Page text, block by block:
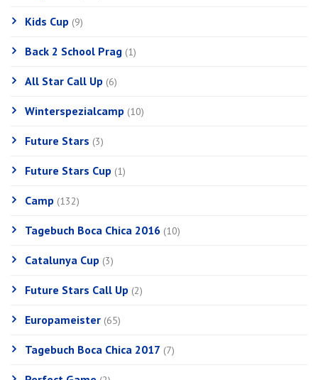
Kids Cup (9)
Back 2 School Prag (1)
All Star Call Up (6)
Winterspezialcamp (10)
Future Stars (3)
Future Stars Cup (1)
Camp (132)
Tagebuch Boca Chica 2016 (10)
Catalunya Cup (3)
Future Stars Call Up (2)
Europameister (65)
Tagebuch Boca Chica 2017 (7)